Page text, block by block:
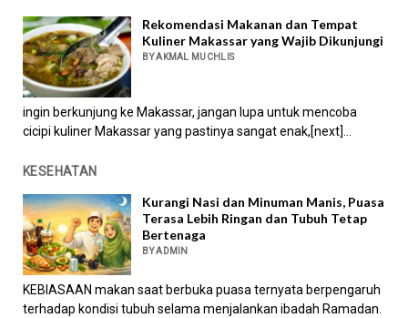
Rekomendasi Makanan dan Tempat
Kuliner Makassar yang Wajib Dikunjungi
BY AKMAL MUCHLIS
ingin berkunjung ke Makassar, jangan lupa untuk mencoba
cicipi kuliner Makassar yang pastinya sangat enak,[next]...
KESEHATAN
Kurangi Nasi dan Minuman Manis, Puasa
Terasa Lebih Ringan dan Tubuh Tetap
Bertenaga
BY ADMIN
KEBIASAAN makan saat berbuka puasa ternyata berpengaruh
terhadap kondisi tubuh selama menjalankan ibadah Ramadan.